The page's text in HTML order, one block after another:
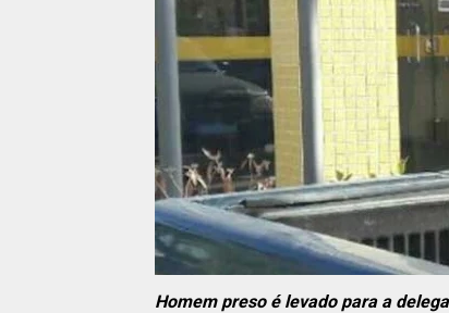
Homem preso é levado para a